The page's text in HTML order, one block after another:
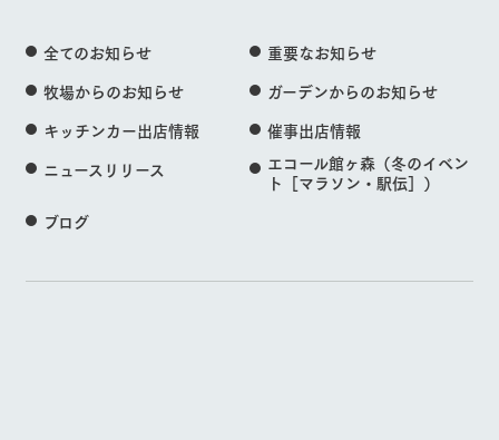
全てのお知らせ
重要なお知らせ
牧場からのお知らせ
ガーデンからのお知らせ
キッチンカー出店情報
催事出店情報
ニュースリリース
エコール館ヶ森（冬のイベン
ト［マラソン・駅伝］）
ブログ